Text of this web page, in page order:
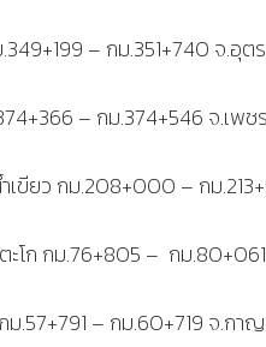
– กม.351+740 จ.อุ
– กม.374+546 จ.เพ
ขียว กม.208+000 – กม
ก กม.76+805 – กม.80+061
.57+791 – กม.60+719 จ.กา